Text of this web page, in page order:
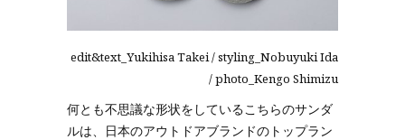
edit&text_Yukihisa Takei / styling_Nobuyuki Ida
/ photo_Kengo Shimizu
何とも不思議な形状をしているこちらのサンダ
ルは、日本のアウトドアブランドのトップラン